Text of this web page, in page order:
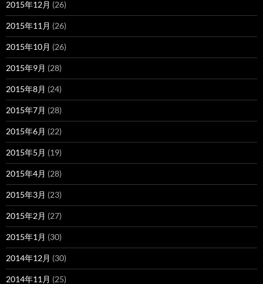
2015年12月 (26)
2015年11月 (26)
2015年10月 (26)
2015年9月 (28)
2015年8月 (24)
2015年7月 (28)
2015年6月 (22)
2015年5月 (19)
2015年4月 (28)
2015年3月 (23)
2015年2月 (27)
2015年1月 (30)
2014年12月 (30)
2014年11月 (25)